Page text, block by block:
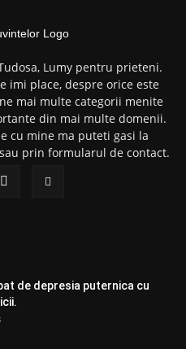
Lumy pentru prieteni.
imi place, despre orice este
mai multe categorii menite
din mai multe domenii.
cu mine ma puteti gasi la
prin formularul de contact.
de depresia puternica cu